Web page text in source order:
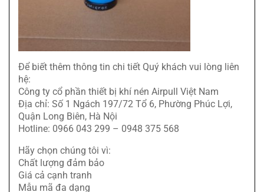
Để biết thêm thông tin chi tiết Quý khách vui lòng liên
hệ:
Công ty cổ phần thiết bị khí nén Airpull Việt Nam
Địa chỉ: Số 1 Ngách 197/72 Tổ 6, Phường Phúc Lợi,
Quận Long Biên, Hà Nội
Hotline: 0966 043 299 – 0948 375 568
Hãy chọn chúng tôi vì:
Chất lượng đảm bảo
Giá cả cạnh tranh
Mẫu mã đa dạng